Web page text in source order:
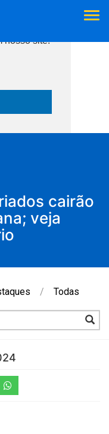
que você
nosso site.
cairão
veja
/ Todas